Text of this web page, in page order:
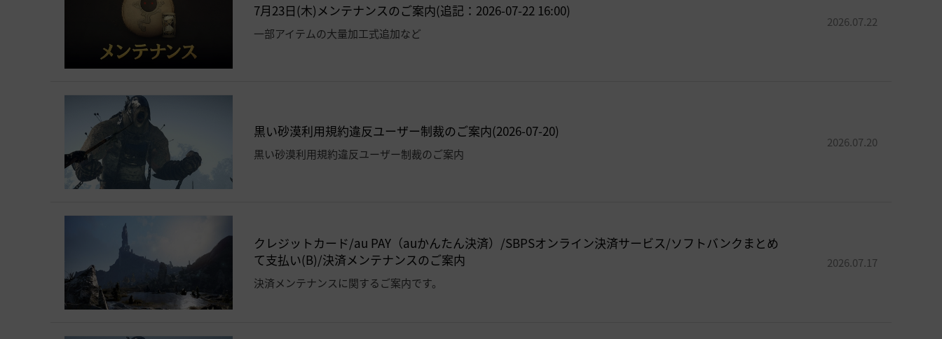
7月23日(木)メンテナンスのご案内(追記：2026-07-22 16:00)
一部アイテムの大量加工式追加など
2026.07.22
黒い砂漠利用規約違反ユーザー制裁のご案内(2026-07-20)
黒い砂漠利用規約違反ユーザー制裁のご案内
2026.07.20
クレジットカード/au PAY（auかんたん決済）/SBPSオンライン決済サービス/ソフトバンクまとめ
て支払い(B)/決済メンテナンスのご案内
決済メンテナンスに関するご案内です。
2026.07.17